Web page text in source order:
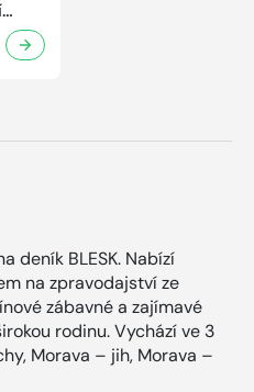
deník BLESK. Nabízí
na zpravodajství ze
zábavné a zajímavé
rodinu. Vychází ve 3
Morava – jih, Morava –